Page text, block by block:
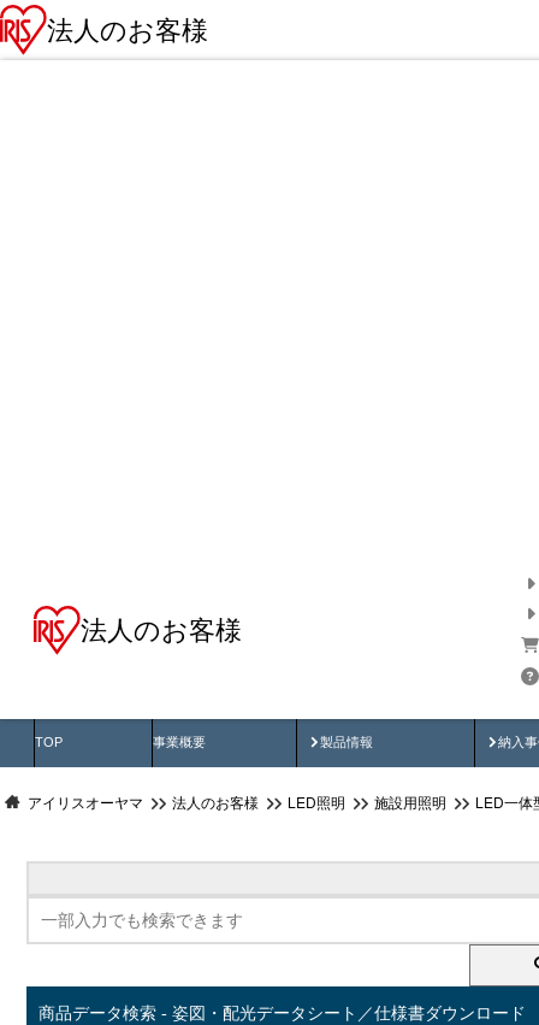
法人のお客様
法人のお客様
TOP 事業概要 製品情報
製品動画 納入
納
アイリスオーヤマ 法人のお客様 LED照明 施設用照明 LED一体
商品データ検索 - 姿図・配光データシート／仕様書ダウンロード